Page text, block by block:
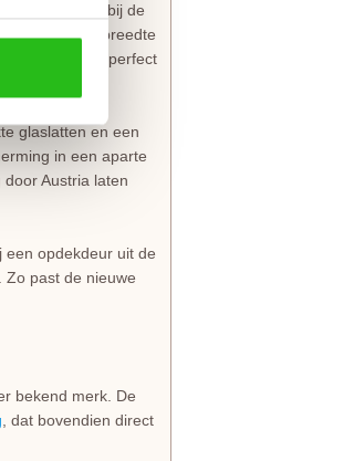
krukgat) en bij de
Met een stijlbreedte
binnendeur perfect
glaslatten en een
in een aparte
door Austria laten
een opdekdeur uit de
Zo past de nieuwe
bekend merk. De
, dat bovendien direct